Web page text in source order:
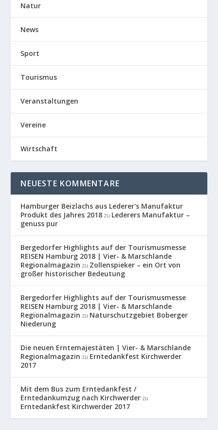
Natur
News
Sport
Tourismus
Veranstaltungen
Vereine
Wirtschaft
NEUESTE KOMMENTARE
Hamburger Beizlachs aus Lederer's Manufaktur
Produkt des Jahres 2018 zu Lederers Manufaktur –
genuss pur
Bergedorfer Highlights auf der Tourismusmesse
REISEN Hamburg 2018 | Vier- & Marschlande
Regionalmagazin zu Zollenspieker – ein Ort von
großer historischer Bedeutung
Bergedorfer Highlights auf der Tourismusmesse
REISEN Hamburg 2018 | Vier- & Marschlande
Regionalmagazin zu Naturschutzgebiet Boberger
Niederung
Die neuen Erntemajestäten | Vier- & Marschlande
Regionalmagazin zu Erntedankfest Kirchwerder
2017
Mit dem Bus zum Erntedankfest /
Erntedankumzug nach Kirchwerder zu
Erntedankfest Kirchwerder 2017